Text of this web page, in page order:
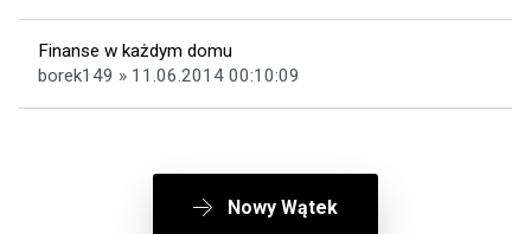
Finanse w każdym domu
borek149 » 11.06.2014 00:10:09
Nowy Wątek